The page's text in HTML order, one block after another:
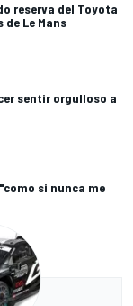
reserva del Toyota
de Le Mans
sentir orgulloso a
si nunca me